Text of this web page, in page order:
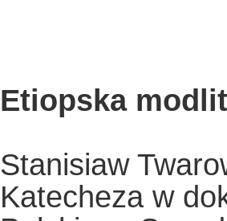
Etiopska
Stanisiaw
Katecheza w